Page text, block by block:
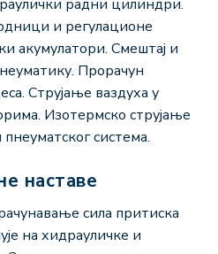
радни цилиндри.
и регулационе
акумулатори. Смештај и
Прорачун
Струјање ваздуха у
Изотермско струјање
система.
наставе
сила притиска
на хидрауличке и